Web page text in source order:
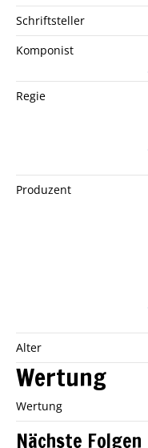
Schriftsteller
Komponist
Regie
Produzent
Alter
Wertung
Wertung
Nächste Folgen